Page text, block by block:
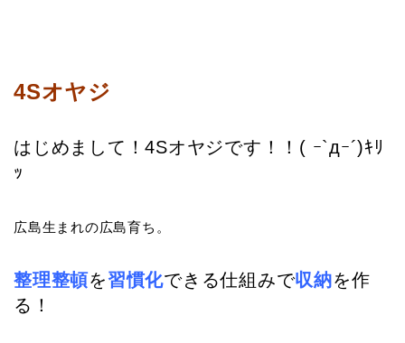
4Sオヤジ
はじめまして！4Sオヤジです！！( ｰ`дｰ´)ｷﾘ
ｯ
広島生まれの広島育ち。
整理整頓を習慣化できる仕組みで収納を作
る！